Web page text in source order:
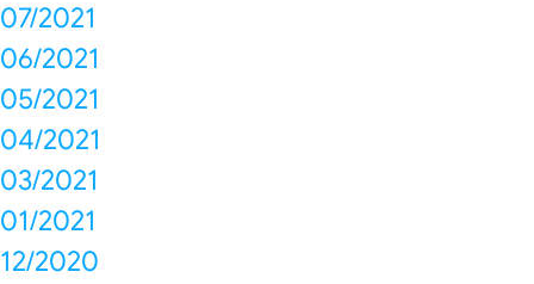
07/2021
06/2021
05/2021
04/2021
03/2021
01/2021
12/2020